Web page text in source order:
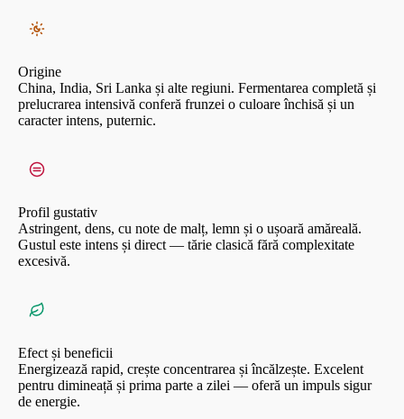
Origine
China, India, Sri Lanka și alte regiuni. Fermentarea completă și
prelucrarea intensivă conferă frunzei o culoare închisă și un
caracter intens, puternic.
Profil gustativ
Astringent, dens, cu note de malț, lemn și o ușoară amăreală.
Gustul este intens și direct — tărie clasică fără complexitate
excesivă.
Efect și beneficii
Energizează rapid, crește concentrarea și încălzește. Excelent
pentru dimineață și prima parte a zilei — oferă un impuls sigur
de energie.